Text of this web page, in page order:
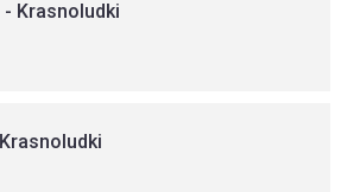
Krasnoludki